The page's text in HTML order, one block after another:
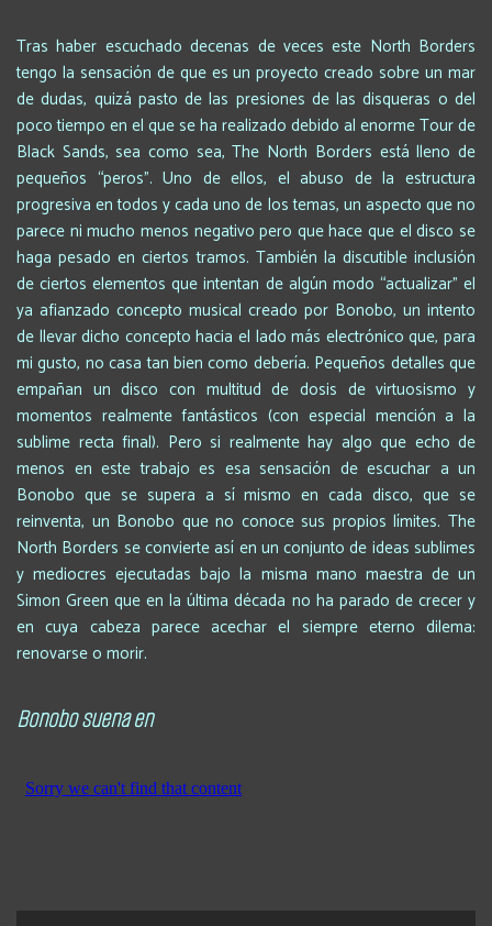
Tras haber escuchado decenas de veces este North Borders
tengo la sensación de que es un proyecto creado sobre un mar
de dudas, quizá pasto de las presiones de las disqueras o del
poco tiempo en el que se ha realizado debido al enorme Tour de
Black Sands, sea como sea, The North Borders está lleno de
pequeños “peros”. Uno de ellos, el abuso de la estructura
progresiva en todos y cada uno de los temas, un aspecto que no
parece ni mucho menos negativo pero que hace que el disco se
haga pesado en ciertos tramos. También la discutible inclusión
de ciertos elementos que intentan de algún modo “actualizar” el
ya afianzado concepto musical creado por Bonobo, un intento
de llevar dicho concepto hacia el lado más electrónico que, para
mi gusto, no casa tan bien como debería. Pequeños detalles que
empañan un disco con multitud de dosis de virtuosismo y
momentos realmente fantásticos (con especial mención a la
sublime recta final). Pero si realmente hay algo que echo de
menos en este trabajo es esa sensación de escuchar a un
Bonobo que se supera a sí mismo en cada disco, que se
reinventa, un Bonobo que no conoce sus propios límites. The
North Borders se convierte así en un conjunto de ideas sublimes
y mediocres ejecutadas bajo la misma mano maestra de un
Simon Green que en la última década no ha parado de crecer y
en cuya cabeza parece acechar el siempre eterno dilema:
renovarse o morir.
Bonobo suena en